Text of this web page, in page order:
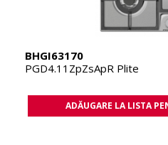
BHGI63170
PGD4.11ZpZsApR Plite
ADĂUGARE LA LISTA